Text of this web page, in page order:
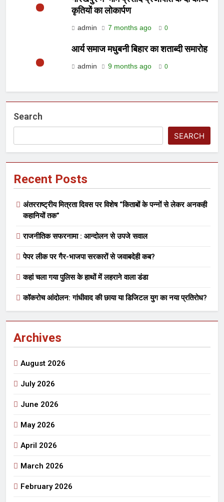
कृतियों का लोकार्पण
admin 7 months ago 0
आर्य समाज मधुबनी बिहार का शताब्दी समारोह
admin 9 months ago 0
Search
SEARCH
Recent Posts
अंतरराष्ट्रीय मित्रता दिवस पर विशेष “किताबों के पन्नों से लेकर अनकही
कहानियों तक”
राजनीतिक सफरनामा : आन्दोलन से उपजे सवाल
पेपर लीक पर गैर-भाजपा सरकारों से जवाबदेही कब?
कहां चला गया पुलिस के हाथों में लहराने वाला डंडा
कॉकरोच आंदोलन: गांधीवाद की छाया या डिजिटल युग का नया प्रतिरोध?
Archives
August 2026
July 2026
June 2026
May 2026
April 2026
March 2026
February 2026